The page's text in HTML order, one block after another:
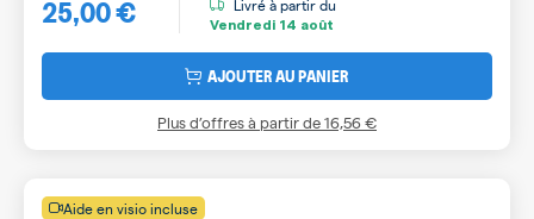
25,00 € Livré à partir du
Vendredi 14 août
AJOUTER AU PANIER
Plus d’offres à partir de16,56 €
Aide en visio incluse